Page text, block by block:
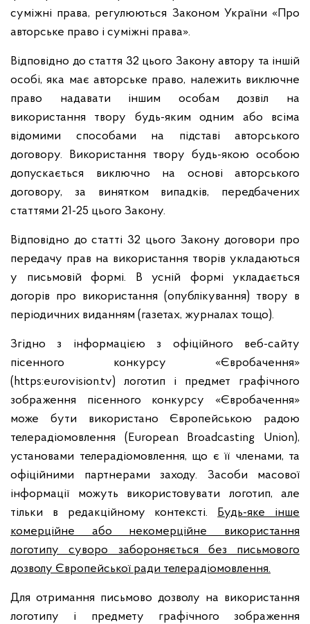
суміжні права, регулюються Законом України «Про
авторське право і суміжні права».
Відповідно до стаття 32 цього Закону автору та іншій
особі, яка має авторське право, належить виключне
право надавати іншим особам дозвіл на
використання твору будь-яким одним або всіма
відомими способами на підставі авторського
договору. Використання твору будь-якою особою
допускається виключно на основі авторського
договору, за винятком випадків, передбачених
статтями 21-25 цього Закону.
Відповідно до статті 32 цього Закону договори про
передачу прав на використання творів укладаються
у письмовій формі. В усній формі укладається
догорів про використання (опублікування) твору в
періодичних виданням (газетах, журналах тощо).
Згідно з інформацією з офіційного веб-сайту
пісенного конкурсу «Євробачення»
(https:eurovision.tv) логотип і предмет графічного
зображення пісенного конкурсу «Євробачення»
може бути використано Європейською радою
телерадіомовлення (European Broadcasting Union),
установами телерадіомовлення, що є її членами, та
офіційними партнерами заходу. Засоби масової
інформації можуть використовувати логотип, але
тільки в редакційному контексті. Будь-яке інше
комерційне або некомерційне використання
логотипу суворо забороняється без письмового
дозволу Європейської ради телерадіомовлення.
Для отримання письмово дозволу на використання
логотипу і предмету графічного зображення